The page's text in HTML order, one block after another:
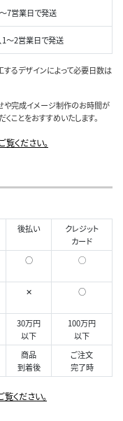
7営業日で発送
1～2営業日で発送
するデザインによって必要日数は
や完成イメージ制作のお時間が
ことをおすすめいたします。
ください。
後払い
クレジット
カード
○ ◯
✕ ○
30万円
以下
100万円
以下
商品
到着後
ご注文
完了時
ください。